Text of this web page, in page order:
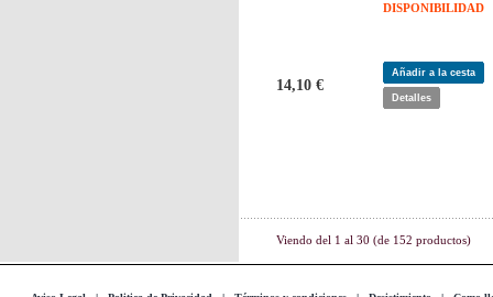
DISPONIBILIDAD
14,10 €
Añadir a la cesta
Detalles
Viendo del 1 al 30 (de 152 productos)